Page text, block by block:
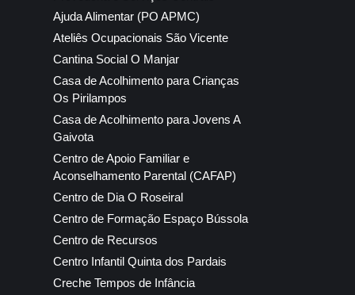
Ajuda Alimentar (PO APMC)
Ateliês Ocupacionais São Vicente
Cantina Social O Manjar
Casa de Acolhimento para Crianças
Os Pirilampos
Casa de Acolhimento para Jovens A
Gaivota
Centro de Apoio Familiar e
Aconselhamento Parental (CAFAP)
Centro de Dia O Roseiral
Centro de Formação Espaço Bússola
Centro de Recursos
Centro Infantil Quinta dos Pardais
Creche Tempos de Infância